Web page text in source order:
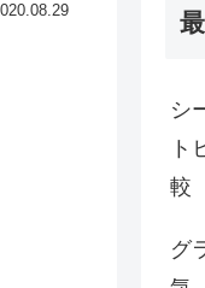
シ
ト
較
グ